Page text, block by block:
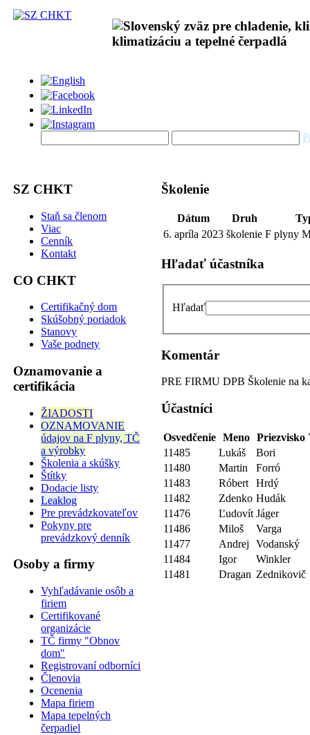
SZ CHKT
Staň sa členom
Viac
Cenník
Kontakt
CO CHKT
Certifikačný dom
Skúšobný poriadok
Stanovy
Vaše podnety
Oznamovanie a
certifikácia
ŽIADOSTI
OZNAMOVANIE
údajov na F plyny, TČ
a výrobky
Školenia a skúšky
Štítky
Dodacie listy
Leaklog
Pre prevádzkovateľov
Pokyny pre
prevádzkový denník
Osoby a firmy
Vyhľadávanie osôb a
firiem
Certifikované
organizácie
TČ firmy "Obnov
dom"
Registrovaní odborníci
Členovia
Ocenenia
Mapa firiem
Mapa tepelných
čerpadiel
Školenie
Dátum Druh
6. apríla 2023 školenie F plyny
Hľadať účastníka
Hľadať
Komentár
PRE FIRMU DPB Školenie na
Účastníci
Osvedčenie Meno Priezvisko
11485
Lukáš
Bori
11480
Martin
Forró
11483
Róbert
Hrdý
11482
Zdenko Hudák
11476
Ľudovít Jáger
11486
Miloš
Varga
11477
Andrej
Vodanský
11484
Igor
Winkler
11481
Dragan Zednikovič